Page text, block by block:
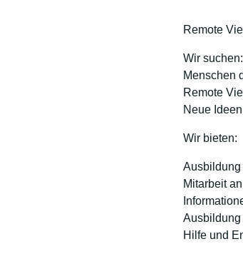
Remote
Wir suchen:
Menschen
Remote
Neue
Wir bieten:
Ausbildung
Mitarbeit
Ausbildung
Hilfe und